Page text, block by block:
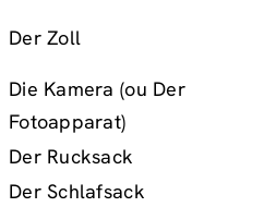
Der Zoll
Die Kamera (ou Der
Fotoapparat)
Der Rucksack
Der Schlafsack